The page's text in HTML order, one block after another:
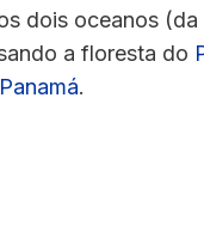
dois oceanos
a floresta do
.